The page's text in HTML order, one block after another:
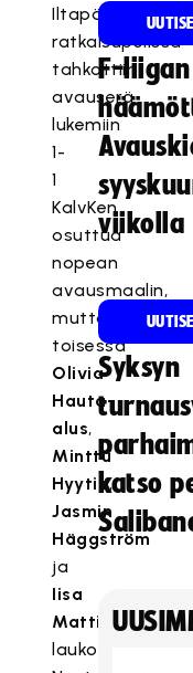
Iltapäivän
ratkaisupelissä
tahkottiin
avauserä
lukemiin
1-
1
KalvKen
osuttua
nopean
avausmaalin,
mutta
toisessa
Olivia
Hauta-
alus,
Minttu
Hyytiä,
Jasmin
Häggström
ja
Iisa
Mattila
laukoivat
F-
viikolla
Syksyn
katso